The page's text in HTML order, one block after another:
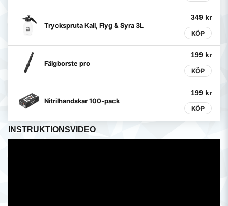
Tryckspruta Kall, Flyg & Syra 3L
349 kr
KÖP
Fälgborste pro
199 kr
KÖP
Nitrilhandskar 100-pack
199 kr
KÖP
INSTRUKTIONSVIDEO